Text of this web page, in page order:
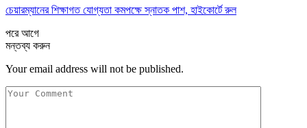
চেয়ারম্যানের শিক্ষাগত যোগ্যতা কমপক্ষে স্নাতক পাশ, হাইকোর্টে রুল
পরেআগে
মন্তব্য করুন
Your email address will not be published.